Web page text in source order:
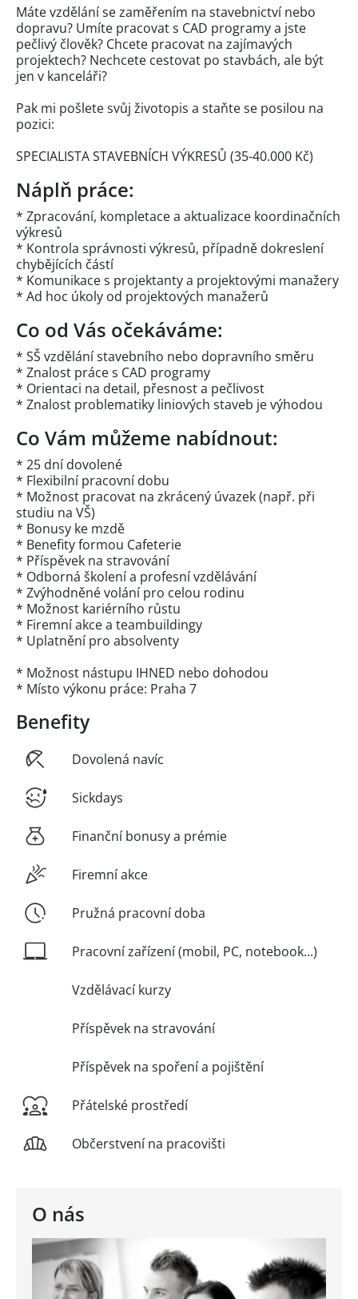
O nás
Máte vzdělání se zaměřením na stavebnictví nebo
dopravu? Umíte pracovat s CAD programy a jste
pečlivý člověk? Chcete pracovat na zajímavých
projektech? Nechcete cestovat po stavbách, ale být
jen v kanceláři?
Pak mi pošlete svůj životopis a staňte se posilou na
pozici:
SPECIALISTA STAVEBNÍCH VÝKRESŮ (35-40.000 Kč)
Náplň práce:
* Zpracování, kompletace a aktualizace koordinačních
výkresů
* Kontrola správnosti výkresů, případně dokreslení
chybějících částí
* Komunikace s projektanty a projektovými manažery
* Ad hoc úkoly od projektových manažerů
Co od Vás očekáváme:
* SŠ vzdělání stavebního nebo dopravního směru
* Znalost práce s CAD programy
* Orientaci na detail, přesnost a pečlivost
* Znalost problematiky liniových staveb je výhodou
Co Vám můžeme nabídnout:
* 25 dní dovolené
* Flexibilní pracovní dobu
* Možnost pracovat na zkrácený úvazek (např. při
studiu na VŠ)
* Bonusy ke mzdě
* Benefity formou Cafeterie
* Příspěvek na stravování
* Odborná školení a profesní vzdělávání
* Zvýhodněné volání pro celou rodinu
* Možnost kariérního růstu
* Firemní akce a teambuildingy
* Uplatnění pro absolventy
* Možnost nástupu IHNED nebo dohodou
* Místo výkonu práce: Praha 7
Benefity
Dovolená navíc
Sickdays
Finanční bonusy a prémie
Firemní akce
Pružná pracovní doba
Pracovní zařízení (mobil, PC, notebook...)
Vzdělávací kurzy
Příspěvek na stravování
Příspěvek na spoření a pojištění
Přátelské prostředí
Občerstvení na pracovišti